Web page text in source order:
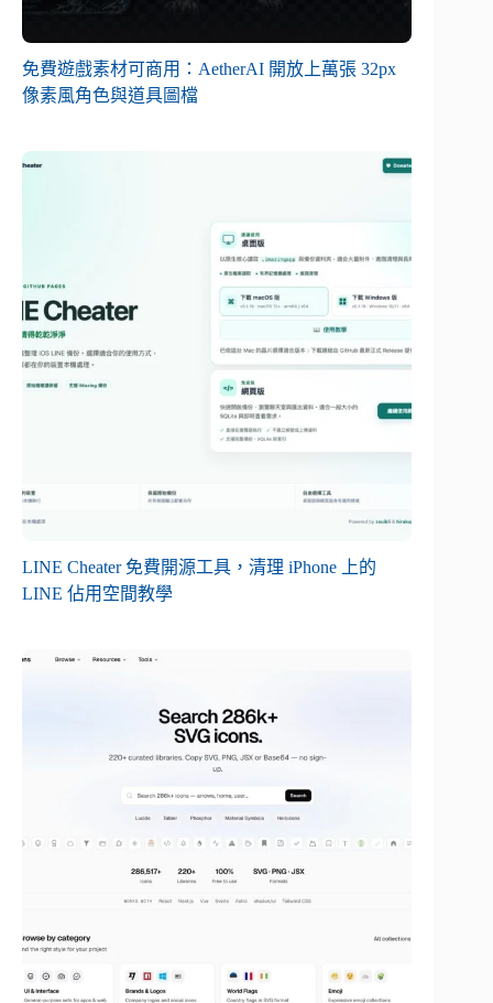
免費遊戲素材可商用：AetherAI 開放上萬張 32px
像素風角色與道具圖檔
LINE Cheater 免費開源工具，清理 iPhone 上的
LINE 佔用空間教學